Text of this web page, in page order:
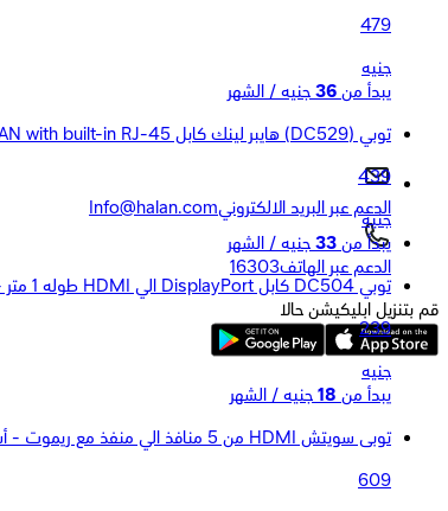
479
جنيه
يبدأ من 36 جنيه / الشهر
توبي (DC529) هايبر لينك كابل LAN with built-in RJ-45 طوله 20 متر
439
جنيه
يبدأ من 33 جنيه / الشهر
توبي DC504 كابل DisplayPort الي HDMI طوله 1 متر - أسود
239
جنيه
يبدأ من 18 جنيه / الشهر
توبى سويتش HDMI من 5 منافذ الي منفذ مع ريموت - أسود
609
الدعم عبر البريد الالكترونيInfo@halan.com
الدعم عبر الهاتف16303
قم بتنزيل ابليكيشن حالا